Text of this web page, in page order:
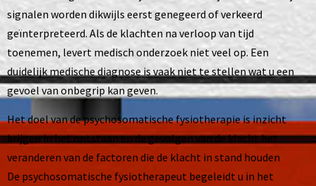
signalen worden dikwijls eerst genegeerd of verkeerd
geïnterpreteerd. Als de klachten na verloop van tijd
toenemen, levert medisch onderzoek niet veel op. Een
duidelijk medische diagnose is vaak niet te stellen wat u een
gevoel van onbegrip kan geven.
Het doel van de psychosomatische fysiotherapie is inzicht
krijgen in het ontstaan en de gevolgen van de klacht het
veranderen van de factoren die de klacht in stand houden
De psychosomatische fysiotherapeut begeleidt u in het